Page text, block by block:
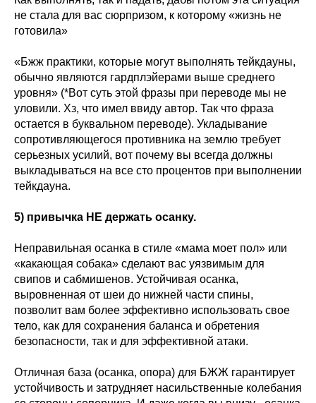
не стала для вас сюрпризом, к которому «жизнь не
готовила»
«Бжж практики, которые могут выполнять тейкдауны,
обычно являются гардплэйерами выше среднего
уровня» (*Вот суть этой фразы при переводе мы не
уловили. Хз, что имел ввиду автор. Так что фраза
остается в буквальном переводе). Укладывание
сопротивляющегося противника на землю требует
серьезных усилий, вот почему вы всегда должны
выкладываться на все сто процентов при выполнении
тейкдауна.
5) привычка НЕ держать осанку.
Неправильная осанка в стиле «мама моет пол» или
«какающая собака» сделают вас уязвимым для
свипов и сабмишенов. Устойчивая осанка,
выровненная от шеи до нижней части спины,
позволит вам более эффективно использовать свое
тело, как для сохранения баланса и обретения
безопасности, так и для эффективной атаки.
Отличная база (осанка, опора) для БЖЖ гарантирует
устойчивость и затрудняет насильственные колебания